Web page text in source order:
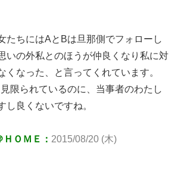
たちにはAとBは旦那側でフォローし
いの外私とのほうが仲良くなり私に対
くなった、と言ってくれています。
限られているのに、当事者のわたし
し良くないですね。
ＯＭＥ： 2015/08/20 (木)